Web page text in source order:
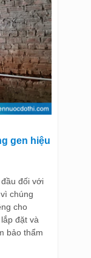
gen hiệu
đối với
chúng
cho
đặt và
bảo thẩm